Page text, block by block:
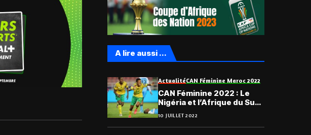
A lire aussi ...
ActualitéCAN Féminine Maroc 2022
CAN Féminine 2022 : Le
Nigéria et l’Afrique du Sud
en quarts
10 JUILLET 2022